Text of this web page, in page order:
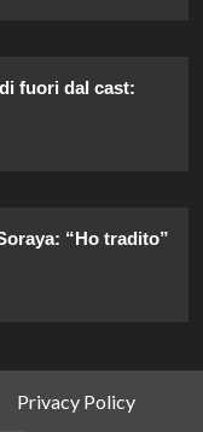
fuori dal cast:
“Ho tradito”
Privacy Policy